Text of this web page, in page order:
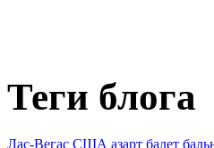
Теги блога
Лас-Вегас США азарт балет